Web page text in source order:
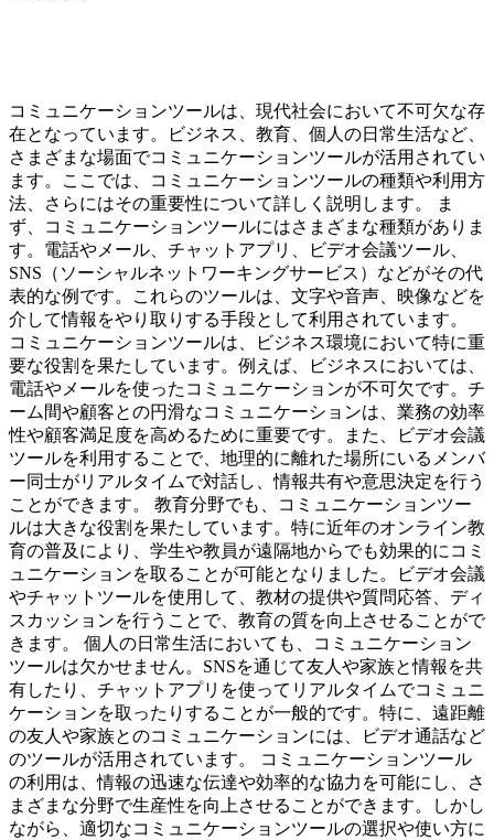
コミュニケーションツールは、現代社会において不可欠な存
在となっています。ビジネス、教育、個人の日常生活など、
さまざまな場面でコミュニケーションツールが活用されてい
ます。ここでは、コミュニケーションツールの種類や利用方
法、さらにはその重要性について詳しく説明します。 ま
ず、コミュニケーションツールにはさまざまな種類がありま
す。電話やメール、チャットアプリ、ビデオ会議ツール、
SNS（ソーシャルネットワーキングサービス）などがその代
表的な例です。これらのツールは、文字や音声、映像などを
介して情報をやり取りする手段として利用されています。
コミュニケーションツールは、ビジネス環境において特に重
要な役割を果たしています。例えば、ビジネスにおいては、
電話やメールを使ったコミュニケーションが不可欠です。チ
ーム間や顧客との円滑なコミュニケーションは、業務の効率
性や顧客満足度を高めるために重要です。また、ビデオ会議
ツールを利用することで、地理的に離れた場所にいるメンバ
ー同士がリアルタイムで対話し、情報共有や意思決定を行う
ことができます。 教育分野でも、コミュニケーションツー
ルは大きな役割を果たしています。特に近年のオンライン教
育の普及により、学生や教員が遠隔地からでも効果的にコミ
ュニケーションを取ることが可能となりました。ビデオ会議
やチャットツールを使用して、教材の提供や質問応答、ディ
スカッションを行うことで、教育の質を向上させることがで
きます。 個人の日常生活においても、コミュニケーション
ツールは欠かせません。SNSを通じて友人や家族と情報を共
有したり、チャットアプリを使ってリアルタイムでコミュニ
ケーションを取ったりすることが一般的です。特に、遠距離
の友人や家族とのコミュニケーションには、ビデオ通話など
のツールが活用されています。 コミュニケーションツール
の利用は、情報の迅速な伝達や効率的な協力を可能にし、さ
まざまな分野で生産性を向上させることができます。しかし
ながら、適切なコミュニケーションツールの選択や使い方に